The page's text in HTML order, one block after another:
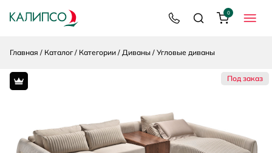
МЕНЮ
8 800 200 92 39
ПоискКорзина
0
Главная Каталог Категории Диваны Угловые диваны
Premium
Под заказ